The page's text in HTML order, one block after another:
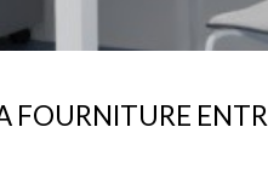
FOURNITURE